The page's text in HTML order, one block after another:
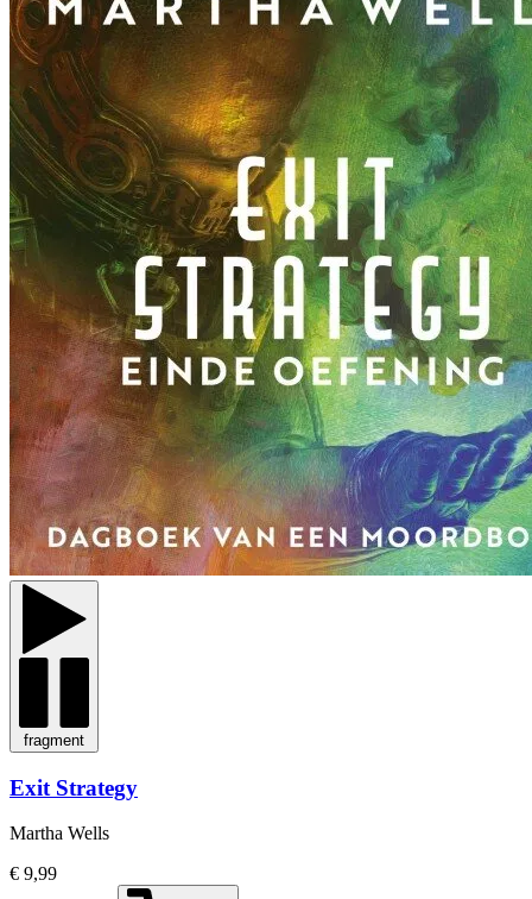
fragment
Exit Strategy
Martha Wells
€ 9,99